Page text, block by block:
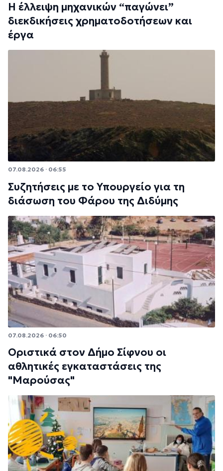
Η έλλειψη μηχανικών “παγώνει”
διεκδικήσεις χρηματοδοτήσεων και
έργα
07.08.2026 · 06:55
Συζητήσεις με το Υπουργείο για τη
διάσωση του Φάρου της Διδύμης
07.08.2026 · 06:50
Οριστικά στον Δήμο Σίφνου οι
αθλητικές εγκαταστάσεις της
"Μαρούσας"